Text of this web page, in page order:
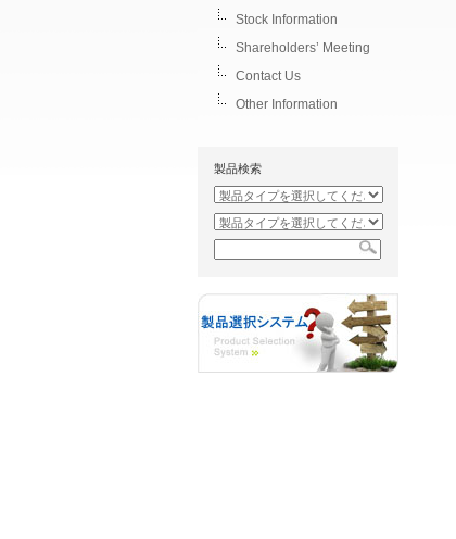
Stock Information
Shareholders’ Meeting
Contact Us
Other Information
製品検索